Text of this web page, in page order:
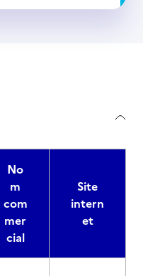
No
m
com
mer
cial
Site
intern
et